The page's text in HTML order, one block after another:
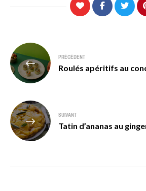
Navigation
de
l’article
PRÉCÉDENT
Roulés apéritifs au
SUIVANT
Tatin d’ananas au